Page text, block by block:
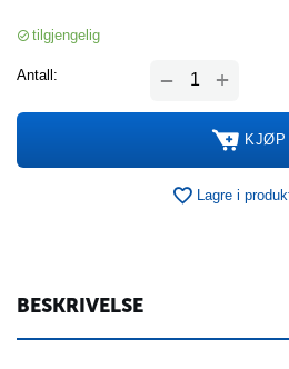
tilgjengelig
Antall: +
−
KJØP
Lagre i
BESKRIVELSE